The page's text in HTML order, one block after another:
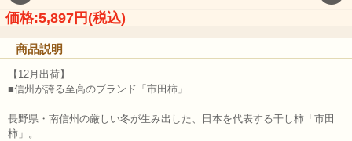
価格:5,897円(税込)
商品説明
【12月出荷】
■信州が誇る至高のブランド「市田柿」
長野県・南信州の厳しい冬が生み出した、日本を代表する干し柿「市田
柿」。